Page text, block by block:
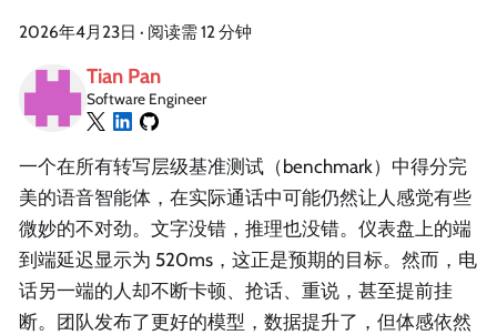
2026年4月23日 · 阅读需 12 分钟
Tian Pan
Software Engineer
一个在所有转写层级基准测试（benchmark）中得分完
美的语音智能体，在实际通话中可能仍然让人感觉有些
微妙的不对劲。文字没错，推理也没错。仪表盘上的端
到端延迟显示为 520ms，这正是预期的目标。然而，电
话另一端的人却不断卡顿、抢话、重说，甚至提前挂
断。团队发布了更好的模型，数据提升了，但体感依然